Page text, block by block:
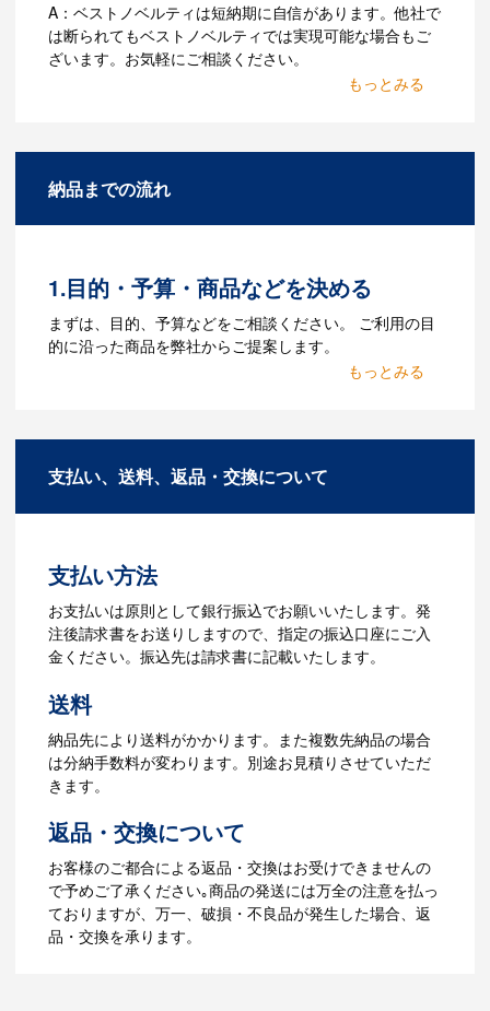
A：ベストノベルティは短納期に自信があります。他社で
は断られてもベストノベルティでは実現可能な場合もご
ざいます。お気軽にご相談ください。
があります。Adobe illustratorのaiファイ
Q：ウェブサイトに掲載され
ていないオリジナルのノベル
タマイズが可能です。お気軽にご相談く
納品までの流れ
1.目的・予算・商品などを決める
まずは、目的、予算などをご相談ください。 ご利用の目
的に沿った商品を弊社からご提案します。
お見積を弊社からお出しします。
3.発注・データ入稿
ら、ご注文書をお送りします。
【名入れをする場合】名入れに必要なデ
ータをご入稿頂き、名入れイメージをデ
ータでご確認いただきます。
4.納品
【名入れをする場合】データのご入稿後
３週間程度で納品となります。
【名入れなしの場合】在庫がある場合、3
～5営業日程度で納品となります。
ご利用ガイドをもっとみる
支払い、送料、返品・交換について
支払い方法
お支払いは原則として銀行振込でお願いいたします。発
注後請求書をお送りしますので、指定の振込口座にご入
金ください。振込先は請求書に記載いたします。
送料
納品先により送料がかかります。また複数先納品の場合
は分納手数料が変わります。別途お見積りさせていただ
きます。
返品・交換について
お客様のご都合による返品・交換はお受けできませんの
で予めご了承ください｡商品の発送には万全の注意を払っ
ておりますが、万一、破損・不良品が発生した場合、返
品・交換を承ります。